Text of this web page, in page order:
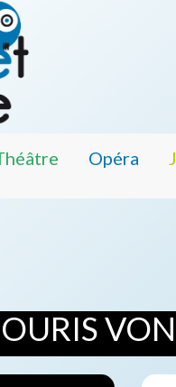
Opéra